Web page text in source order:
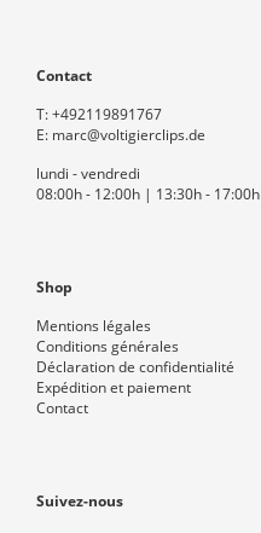
Contact
T:+492119891767
E: marc@voltigierclips.de
lundi - vendredi
08:00h - 12:00h | 13:30h - 17:00h
Shop
Mentions légales
Conditions générales
Déclaration de confidentialité
Expédition et paiement
Contact
Suivez-nous